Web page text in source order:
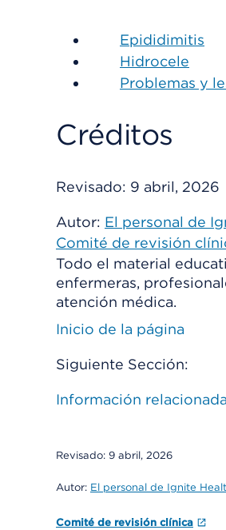
Epididimitis
Hidrocele
Problemas y
Créditos
Revisado: 9 abril, 2026
Autor: El personal de
Comité de revisión
Todo el material
enfermeras,
atención médica.
Inicio de la página
Siguiente Sección:
Información relacionada
Revisado: 9 abril, 2026
Autor: El personal de Ignite
Comité de revisión clínica